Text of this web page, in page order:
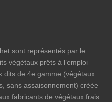
sont représentés par le
végétaux prêts à l’emploi
dits de 4e gamme (végétaux
sans assaisonnement) créée
fabricants de végétaux frais